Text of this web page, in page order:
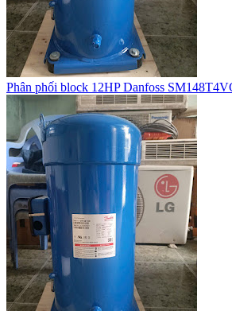
Phân phối block 12HP Danfoss